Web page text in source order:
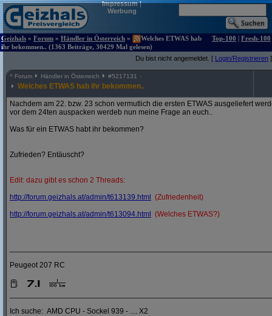
Impressum|
Werbung
Geizhals » Forum » Händler in Österreich »
Welches ETWAS hab
ihr bekommen.. (1363 Beiträge, 30429 Mal gelesen)
Top-100 | Fresh-100
Du bist nicht angemeldet. [ Login/Registrieren ]
^ Forum Händler in Österreich #5217131
Welches ETWAS hab ihr bekommen..
Nachdem am 22. bzw. 23 schon vermutlich die ersten ETWAS ausgeliefert
vor dem 24ten auspacken werdeb nun meine Frage an euch..
Was für ein ETWAS habt ihr bekommen?
Zufrieden? Entäuscht?
Edit: dazu gibt es schon 2 Threads:
http://forum.geizhals.at/admin/t613139.html
(Zufriedenheit)
http://forum.geizhals.at/admin/t613094.html (Welches ETWAS?)
Peugeot 207 RC
Ich suche: AMD CPU - Sockel 939 - .... X2